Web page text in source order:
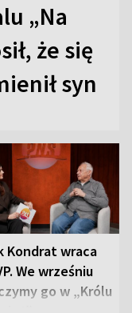
„Na
że się
syn
Kondrat wraca
We wrześniu
go w „Królu